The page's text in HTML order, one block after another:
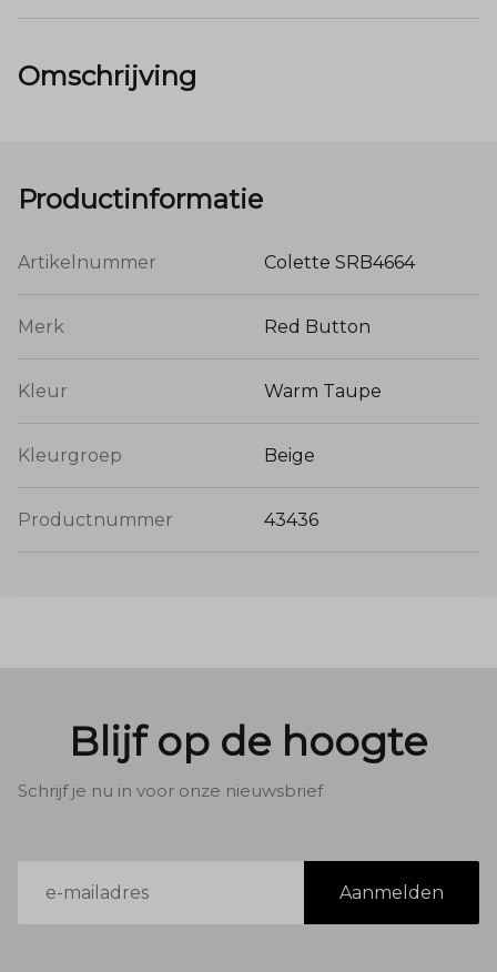
Omschrijving
Productinformatie
Artikelnummer Colette SRB4664
Merk Red Button
Kleur Warm Taupe
Kleurgroep Beige
Productnummer 43436
Blijf op de hoogte
Schrijf je nu in voor onze nieuwsbrief
mailadres
Aanmelden